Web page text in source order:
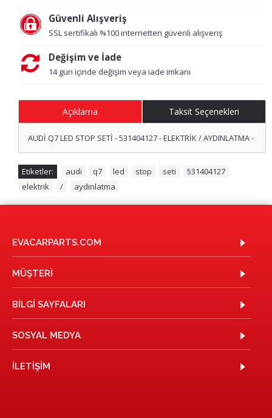
Güvenli Alışveriş
SSL sertifikalı %100 internetten güvenli alışveriş
Değişim ve İade
14 gün içinde değişim veya iade imkanı
Açıklama Taksit Seçenekleri
AUDİ Q7 LED STOP SETİ - 531404127 - ELEKTRİK / AYDINLATMA -
Etiketler: audi q7 led stop seti 531404127
elektrik
/ aydinlatma
EVACARPARTS.COM
MÜŞTERI
BILGI SAYFALARI
SOSYAL MEDYA
İLETIŞIM